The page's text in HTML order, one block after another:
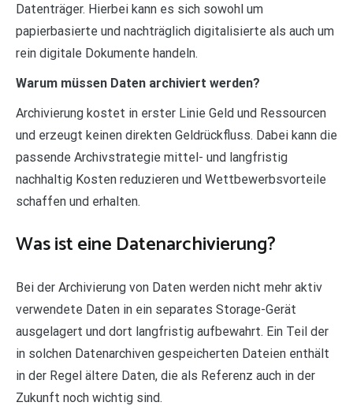
Datenträger. Hierbei kann es sich sowohl um
papierbasierte und nachträglich digitalisierte als auch um
rein digitale Dokumente handeln.
Warum müssen Daten archiviert werden?
Archivierung kostet in erster Linie Geld und Ressourcen
und erzeugt keinen direkten Geldrückfluss. Dabei kann die
passende Archivstrategie mittel- und langfristig
nachhaltig Kosten reduzieren und Wettbewerbsvorteile
schaffen und erhalten.
Was ist eine Datenarchivierung?
Bei der Archivierung von Daten werden nicht mehr aktiv
verwendete Daten in ein separates Storage-Gerät
ausgelagert und dort langfristig aufbewahrt. Ein Teil der
in solchen Datenarchiven gespeicherten Dateien enthält
in der Regel ältere Daten, die als Referenz auch in der
Zukunft noch wichtig sind.